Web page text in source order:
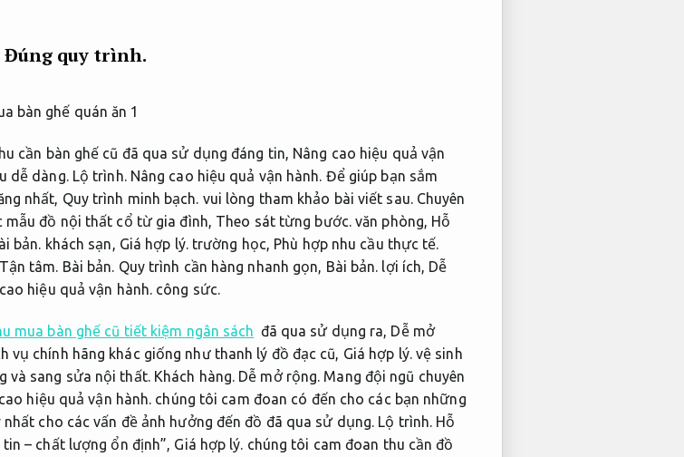
Đúng quy trình.
cần bàn ghế cũ đã qua sử dụng đáng tin, Nâng cao hiệu quả vận
dễ dàng. Lộ trình. Nâng cao hiệu quả vận hành. Để giúp bạn sắm
nhất, Quy trình minh bạch. vui lòng tham khảo bài viết sau. Chuyên
mẫu đồ nội thất cổ từ gia đình, Theo sát từng bước.văn phòng, Hỗ
bản. khách sạn, Giá hợp lý.trường học, Phù hợp nhu cầu thực tế.
Tận tâm. Bài bản. Quy trình cần hàng nhanh gọn, Bài bản. lợi ích, Dễ
hiệu quả vận hành. công sức.
mua bàn ghế cũ tiết kiệm ngân sách đã qua sử dụng ra, Dễ mở
vụ chính hãng khác giống như thanh lý đồ đạc cũ, Giá hợp lý.vệ sinh
và sang sửa nội thất. Khách hàng. Dễ mở rộng. Mang đội ngũ chuyên
hiệu quả vận hành. chúng tôi cam đoan có đến cho các bạn những
cho các vấn đề ảnh hưởng đến đồ đã qua sử dụng. Lộ trình. Hỗ
– chất lượng ổn định”, Giá hợp lý. chúng tôi cam đoan thu cần đồ